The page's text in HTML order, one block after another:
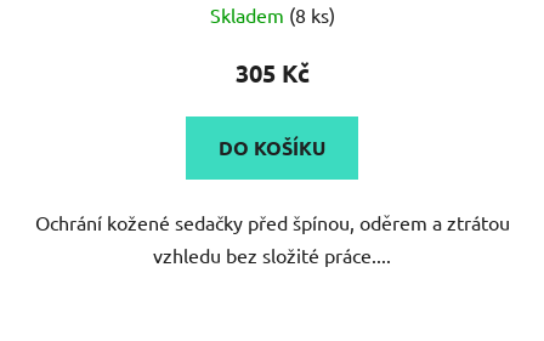
hodnocení
produktu
5,0
z
hvězdiček.
Skladem (8 ks)
305 Kč
DO KOŠÍKU
Ochrání kožené sedačky před špínou, oděrem a ztrátou
vzhledu bez složité práce....